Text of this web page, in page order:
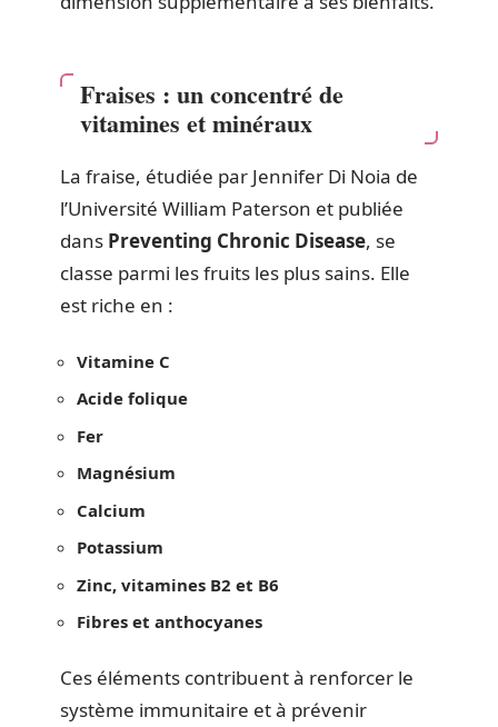
Fraises : un concentré de
vitamines et minéraux
La fraise, étudiée par Jennifer Di Noia de
l’Université William Paterson et publiée
dans Preventing Chronic Disease, se
classe parmi les fruits les plus sains. Elle
est riche en :
Vitamine C
Acide folique
Fer
Magnésium
Calcium
Potassium
Zinc, vitamines B2 et B6
Fibres et anthocyanes
Ces éléments contribuent à renforcer le
système immunitaire et à prévenir